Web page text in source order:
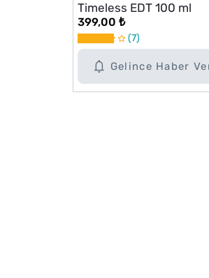
Gelince Haber
Timeless EDT 100 ml
399,00 ₺
7